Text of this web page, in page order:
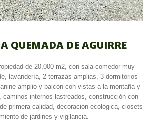
QUEMADA DE AGUIRRE
de 20,000 m2, con sala-comedor muy
lavandería, 2 terrazas amplias, 3 dormitorios
amplio y balcón con vistas a la montaña y
internos lastreados, construcción con
primera calidad, decoración ecológica, closets,
de jardines y vigilancia.